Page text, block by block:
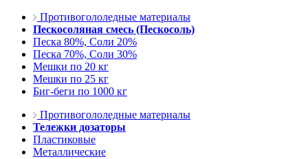
Противогололедные материалы
Пескосоляная смесь (Пескосоль)
Песка 80%, Соли 20%
Песка 70%, Соли 30%
Мешки по 20 кг
Мешки по 25 кг
Биг-беги по 1000 кг
Противогололедные материалы
Тележки дозаторы
Пластиковые
Металлические